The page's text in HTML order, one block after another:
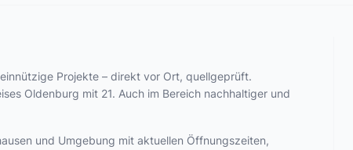
Projekte – direkt vor Ort, quellgeprüft.
Oldenburg mit 21. Auch im Bereich nachhaltiger und
und Umgebung mit aktuellen Öffnungszeiten,